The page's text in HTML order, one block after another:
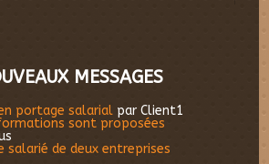
MESSAGES
portage salarial par Client1
sont proposées
salarié de deux entreprises